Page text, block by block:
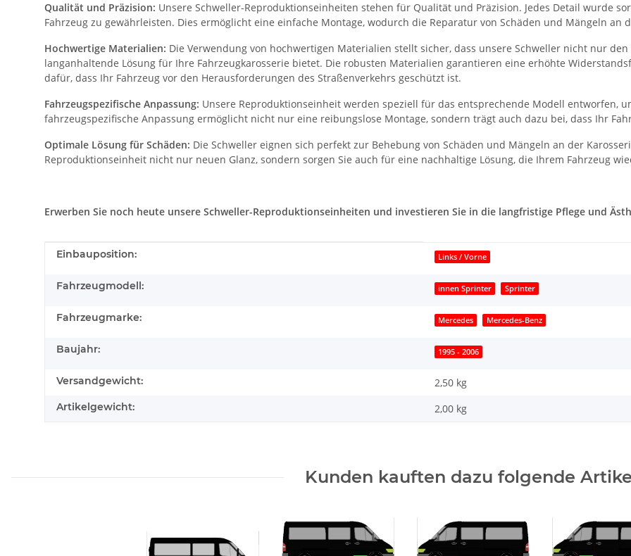
Qualität und Präzision: Unsere Schweller-Reproduktionseinheiten stehen für Qualität und Präzision. Jedes Detail wurde
Fahrzeug zu gewährleisten. Dies ermöglicht eine einfache Montage, wodurch die Reparatur von Schäden und Mängeln an
Hochwertige Materialien: Die Verwendung von hochwertigen Materialien stellt sicher, dass unsere Schweller nicht nur
langanhaltende Lösung für Ihre Fahrzeugkarosserie bietet. Die robusten Materialien garantieren eine erhöhte
dafür, dass Ihr Fahrzeug vor den Herausforderungen des Straßenverkehrs geschützt ist.
Fahrzeugspezifische Anpassung: Unsere Reproduktionseinheit werden speziell für das entsprechende Modell entworfen,
fahrzeugspezifische Anpassung ermöglicht nicht nur eine reibungslose Montage, sondern trägt auch dazu bei, dass Ihr
Optimale Lösung für Schäden: Die Schweller eignen sich perfekt zur Behebung von Schäden und Mängeln an der
Reproduktionseinheit nicht nur neuen Glanz, sondern sorgen Sie auch für eine nachhaltige Lösung, die Ihrem Fahrzeug
Erwerben Sie noch heute unsere Schweller-Reproduktionseinheiten und investieren Sie in die langfristige Pflege und
Produkteigenschaft
Wert
Einbauposition: Links / Vorne
Fahrzeugmodell: innen Sprinter Sprinter
Fahrzeugmarke: Mercedes Mercedes-Benz
Baujahr: 1995 - 2006
Versandgewicht: 2,50 kg
Artikelgewicht: 2,00 kg
Kunden kauften dazu folgende